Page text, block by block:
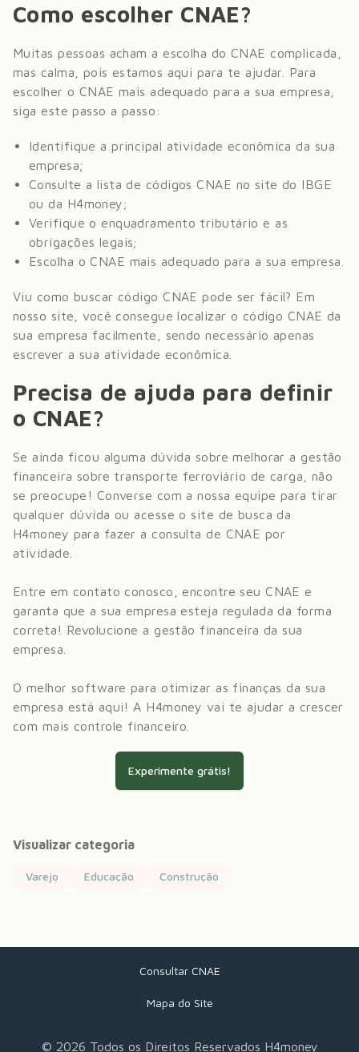
Como escolher CNAE?
Muitas pessoas acham a escolha do CNAE complicada,
mas calma, pois estamos aqui para te ajudar. Para
escolher o CNAE mais adequado para a sua empresa,
siga este passo a passo:
Identifique a principal atividade econômica da sua
empresa;
Consulte a lista de códigos CNAE no site do IBGE
ou da H4money;
Verifique o enquadramento tributário e as
obrigações legais;
Escolha o CNAE mais adequado para a sua empresa.
Viu como buscar código CNAE pode ser fácil? Em
nosso site, você consegue localizar o código CNAE da
sua empresa facilmente, sendo necessário apenas
escrever a sua atividade econômica.
Precisa de ajuda para definir
o CNAE?
Se ainda ficou alguma dúvida sobre melhorar a gestão
financeira sobre transporte ferroviário de carga , não
se preocupe! Converse com a nossa equipe para tirar
qualquer dúvida ou acesse o site de busca da
H4money para fazer a consulta de CNAE por
atividade.
Entre em contato conosco, encontre seu CNAE e
garanta que a sua empresa esteja regulada da forma
correta! Revolucione a gestão financeira da sua
empresa.
O melhor software para otimizar as finanças da sua
empresa está aqui! A H4money vai te ajudar a crescer
com mais controle financeiro.
Experimente grátis!
Visualizar categoria
Varejo Educação Construção
Consultar CNAE
Mapa do Site
© 2026 Todos os Direitos Reservados H4money